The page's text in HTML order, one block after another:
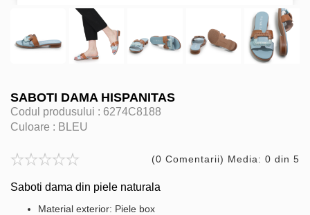
SABOTI DAMA HISPANITAS
Codul produsului : 6274C8188
Culoare : BLEU
(0 Comentarii) Media: 0 din 5
Saboti dama din piele naturala
Material exterior: Piele box